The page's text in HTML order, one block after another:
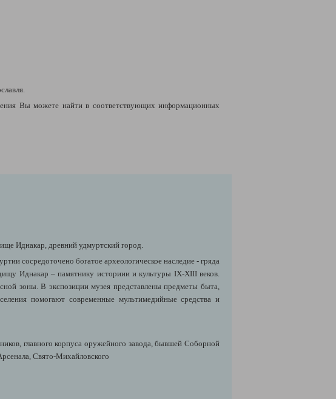
Вы можете найти в соответствующих информационных
Иднакар, древний удмуртский город.
сосредоточено богатое археологическое наследие - гряда
Иднакар – памятнику историии и культуры IX-XIII веков.
зоны. В экспозиции музея представлены предметы быта,
помогают современные мультимедийные средства и
главного корпуса оружейного завода, бывшей Соборной
Свято-Михайловского